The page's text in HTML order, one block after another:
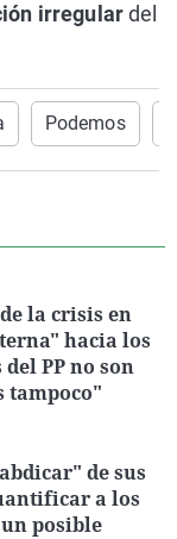
irregulardel
Podemos
la crisis en
hacia los
PP no son
tampoco"
de sus
a los
posible